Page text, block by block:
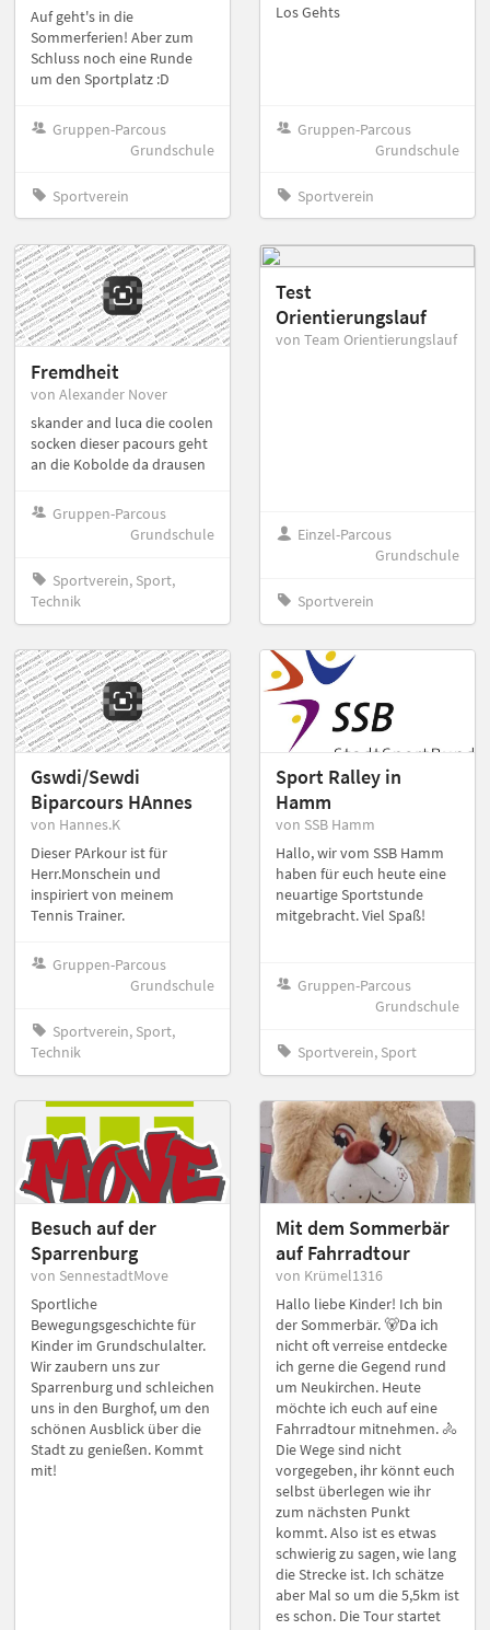
Auf geht's in die
Sommerferien! Aber zum
Schluss noch eine Runde
um den Sportplatz :D
Gruppen-Parcous
Grundschule
Sportverein
Los Gehts
Gruppen-Parcous
Grundschule
Sportverein
Fremdheit
von Alexander Nover
skander and luca die coolen
socken dieser pacours geht
an die Kobolde da drausen
Gruppen-Parcous
Grundschule
Sportverein, Sport,
Technik
Test
Orientierungslauf
von Team Orientierungslauf
Einzel-Parcous
Grundschule
Sportverein
Gswdi/Sewdi
Biparcours HAnnes
von Hannes.K
Dieser PArkour ist für
Herr.Monschein und
inspiriert von meinem
Tennis Trainer.
Gruppen-Parcous
Grundschule
Sportverein, Sport,
Technik
Sport Ralley in
Hamm
von SSB Hamm
Hallo, wir vom SSB Hamm
haben für euch heute eine
neuartige Sportstunde
mitgebracht. Viel Spaß!
Gruppen-Parcous
Grundschule
Sportverein, Sport
Besuch auf der
Sparrenburg
von SennestadtMove
Sportliche
Bewegungsgeschichte für
Kinder im Grundschulalter.
Wir zaubern uns zur
Sparrenburg und schleichen
uns in den Burghof, um den
schönen Ausblick über die
Stadt zu genießen. Kommt
mit!
Mit dem Sommerbär
auf Fahrradtour
von Krümel1316
Hallo liebe Kinder! Ich bin
der Sommerbär. 🐻Da ich
nicht oft verreise entdecke
ich gerne die Gegend rund
um Neukirchen. Heute
möchte ich euch auf eine
Fahrradtour mitnehmen. 🚴
Die Wege sind nicht
vorgegeben, ihr könnt euch
selbst überlegen wie ihr
zum nächsten Punkt
kommt. Also ist es etwas
schwierig zu sagen, wie lang
die Strecke ist. Ich schätze
aber Mal so um die 5,5km ist
es schon. Die Tour startet